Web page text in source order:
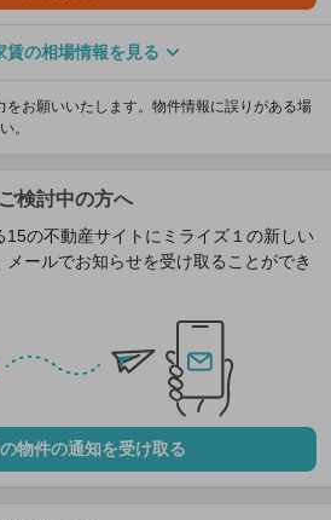
賃の相場情報を見る
お願いいたします。物件情報に誤りがある場
。
検討中の方へ
15の不動産サイトにミライズ１の新しい
ールでお知らせを受け取ることができ
物件の通知を受け取る